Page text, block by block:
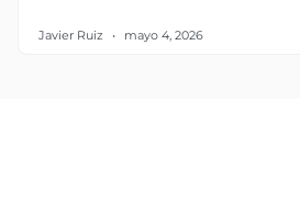
Javier Ruiz mayo 4, 2026